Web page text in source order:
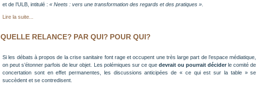
et de l’ULB, intitulé : « Neets : vers une transformation des regards et des pratiques »
Lire la suite...
QUELLE RELANCE? PAR QUI? POUR QUI?
Si les débats à propos de la crise sanitaire font rage et occupent une très large part de l’espace médiatique,
on peut s’étonner parfois de leur objet. Les polémiques sur ce que devrait ou pourrait décider le comité de
concertation sont en effet permanentes, les discussions anticipées de « ce qui est sur la table » se
succèdent et se contredisent.